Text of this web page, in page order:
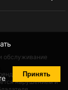
Принять
обслуживание
происходит
нарушением и